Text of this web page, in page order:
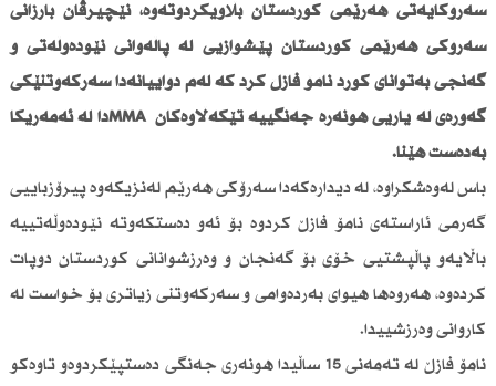
سەرۆكایەتی هەرێمی كوردستان بڵاویكردۆتەوە، نێچیرڤان بارزانی
سەرۆكی هەرێمی كوردستان پێشوازیی لە پاڵەوانی نێودەوڵەتی و
گەنجی بەتوانای كورد نامۆ فازڵ كرد كە لەم دواییانەدا سەركەوتنێكی
گەورەی لە یاریی هونەرە جەنگییە تێكەڵاوەكان MMAدا لە ئەمەریكا
بەدەست هێنا.
باس لەوەشكراوە، لە دیدارەكەدا سەرۆكی هەرێم لەنزیكەوە پیرۆزباییی
گەرمی ئاراستەی نامۆ فازڵ كردوە بۆ ئەو دەستكەوتە نێودەوڵەتییە
باڵایەو پاڵپشتیی خۆی بۆ گەنجان و وەرزشوانانی كوردستان دوپات
كردەوە، هەروەها هیوای بەردەوامی و سەركەوتنی زیاتری بۆ خواست لە
كاروانی وەرزشییدا.
نامۆ فازڵ لە تەمەنی 15 ساڵیدا هونەری جەنگی دەستپێكردوەو تاوەكو